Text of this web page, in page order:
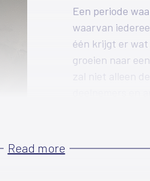
Een periode
waarvan
één krijgt er wat
groeien naar
zal niet alleen
Read more